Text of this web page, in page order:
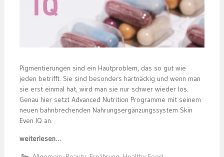
Pigmentierungen sind ein Hautproblem, das so gut wie
jeden betrifft. Sie sind besonders hartnäckig und wenn man
sie erst einmal hat, wird man sie nur schwer wieder los.
Genau hier setzt Advanced Nutrition Programme mit seinem
neuen bahnbrechenden Nahrungsergänzungssystem Skin
Even IQ an.
weiterlesen…